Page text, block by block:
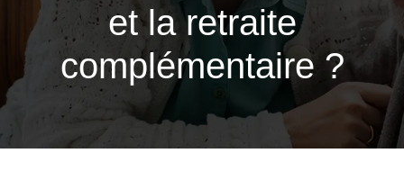
et la retraite
complémentaire ?